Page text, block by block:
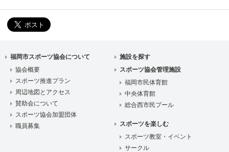
福岡市スポーツ協会について
協会概要
スポーツ推進プラン
周辺地図とアクセス
賛助会について
スポーツ協会加盟団体
職員募集
施設を探す
スポーツ協会管理施設
福岡市民体育館
中央体育館
総合西市民プール
スポーツを楽しむ
スポーツ教室・イベント
サークル